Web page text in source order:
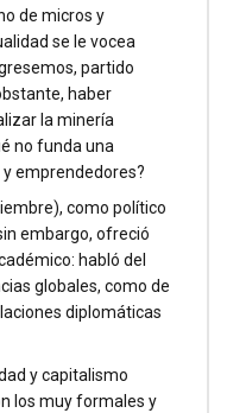
de micros y
se le vocea
partido
haber
la minería
no funda una
emprendedores?
como político
embargo, ofreció
habló del
globales, como de
diplomáticas
y capitalismo
los muy formales y